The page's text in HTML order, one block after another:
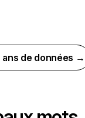
ans de données →